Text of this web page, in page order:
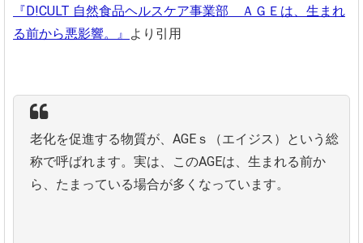
『D!CULT 自然食品ヘルスケア事業部 ＡＧＥは、生まれ
る前から悪影響。』 より引用
老化を促進する物質が、AGEｓ（エイジス）という総
称で呼ばれます。実は、このAGEは、生まれる前か
ら、たまっている場合が多くなっています。